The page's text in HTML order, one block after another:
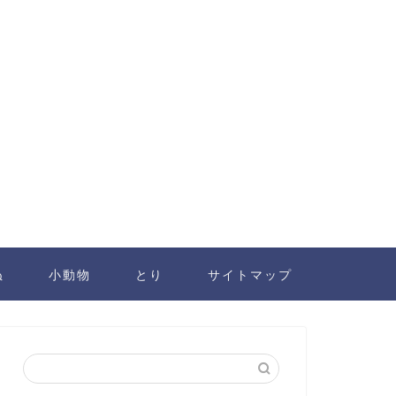
小動物 とり サイトマップ